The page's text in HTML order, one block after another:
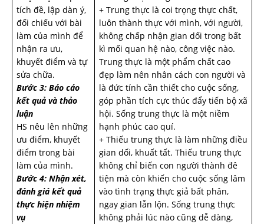
tích đề, lập dàn ý,
đối chiếu với bài
làm của mình để
nhận ra ưu,
khuyết điểm và tự
sửa chữa.
Bước 3: Báo cáo
kết quả và thảo
luận
HS nêu lên những
ưu điểm, khuyết
điểm trong bài
làm của mình.
Bước 4: Nhận xét,
đánh giá kết quả
thực hiện nhiệm
vụ
+ Trung thực là coi trọng thực chất,
luôn thành thực với mình, với người,
không chấp nhận gian dối trong bất
kì mối quan hệ nào, công việc nào.
Trung thực là một phẩm chất cao
đẹp làm nên nhân cách con người và
là đức tính cần thiết cho cuộc sống,
góp phần tích cực thúc đẩy tiến bộ xã
hội. Sống trung thực là một niềm
hạnh phúc cao quí.
+ Thiếu trung thực là làm những điều
gian dối, khuất tất. Thiếu trung thực
không chỉ biến con người thành đê
tiện mà còn khiến cho cuộc sống lâm
vào tình trạng thực giả bất phân,
ngay gian lẫn lộn. Sống trung thực
không phải lúc nào cũng dễ dàng,